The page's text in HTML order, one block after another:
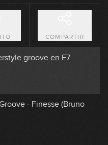
COMPARTIR
groove en Cm
groove en E7
- Finesse (Bruno